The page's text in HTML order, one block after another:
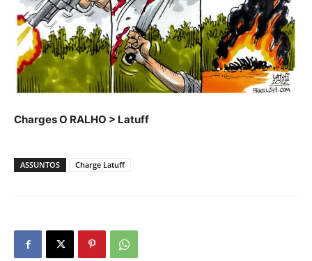
Charges O RALHO > Latuff
ASSUNTOS Charge Latuff